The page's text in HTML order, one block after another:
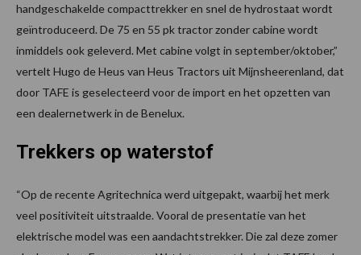
handgeschakelde compacttrekker en snel de hydrostaat wordt
geïntroduceerd. De 75 en 55 pk tractor zonder cabine wordt
inmiddels ook geleverd. Met cabine volgt in september/oktober,”
vertelt Hugo de Heus van Heus Tractors uit Mijnsheerenland, dat
door TAFE is geselecteerd voor de import en het opzetten van
een dealernetwerk in de Benelux.
Trekkers op waterstof
“Op de recente Agritechnica werd uitgepakt, waarbij het merk
veel positiviteit uitstraalde. Vooral de presentatie van het
elektrische model was een aandachtstrekker. Die zal deze zomer